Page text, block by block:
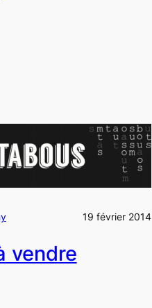
19 février 2014
vendre